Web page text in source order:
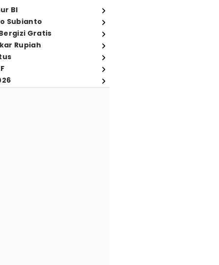
BI
Subianto
Gratis
Rupiah